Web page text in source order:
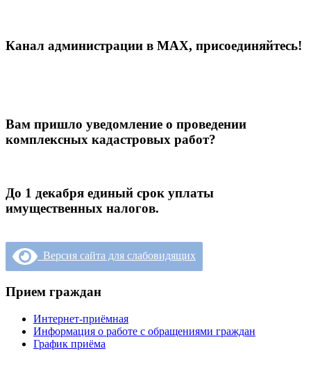
Канал администрации в МАХ, присоединяйтесь!
Вам пришло уведомление о проведении
комплексных кадастровых работ?
До 1 декабря единый срок уплаты
имущественных налогов.
Версия сайта для слабовидящих
Прием граждан
Интернет-приёмная
Информация о работе с обращениями граждан
График приёма